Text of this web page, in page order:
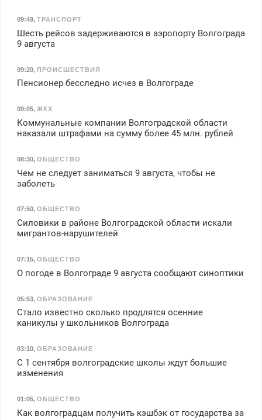
09:49, ТРАНСПОРТ
Шесть рейсов задерживаются в аэропорту Волгограда
9 августа
09:20, ПРОИСШЕСТВИЯ
Пенсионер бесследно исчез в Волгограде
09:05, ЖКХ
Коммунальные компании Волгоградской области
наказали штрафами на сумму более 45 млн. рублей
08:30, ОБЩЕСТВО
Чем не следует заниматься 9 августа, чтобы не
заболеть
07:50, ОБЩЕСТВО
Силовики в районе Волгоградской области искали
мигрантов-нарушителей
07:15, ОБЩЕСТВО
О погоде в Волгограде 9 августа сообщают синоптики
05:53, ОБРАЗОВАНИЕ
Стало известно сколько продлятся осенние
каникулы у школьников Волгограда
03:10, ОБРАЗОВАНИЕ
С 1 сентября волгоградские школы ждут большие
изменения
01:05, ОБЩЕСТВО
Как волгоградцам получить кэшбэк от государства за